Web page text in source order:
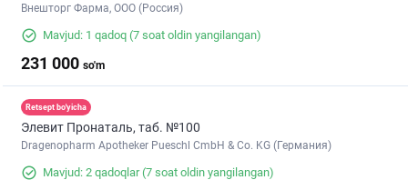
Внешторг Фарма, ООО (Россия)
Mavjud: 1 qadoq (7 soat oldin yangilangan)
231 000 so'm
Retsept bo'yicha
Элевит Пронаталь, таб. №100
Dragenopharm Apotheker Pueschl CmbH & Co. KG (Германия)
Mavjud: 2 qadoqlar(7 soat oldin yangilangan)